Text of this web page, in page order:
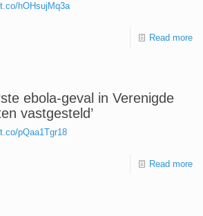
hOHsujMq3a
Read more
ebola-geval in Verenigde
vastgesteld’
pQaa1Tgr18
Read more